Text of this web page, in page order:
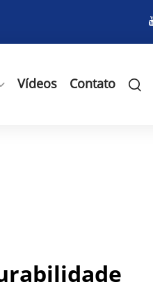
Vídeos Contato